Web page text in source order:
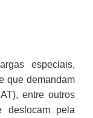
especiais,
que demandam
entre outros
deslocam pela